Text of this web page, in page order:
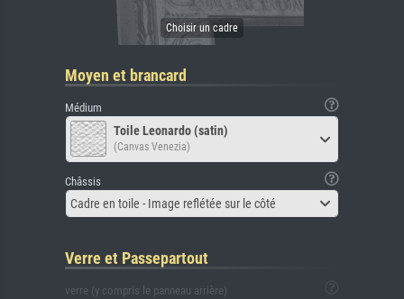
Moyen et brancard
Médium
Toile Leonardo (satin)
(Canvas Venezia)
Châssis
Cadre en toile - Image reflétée sur le côté
Verre et Passepartout
verre (y compris le panneau arrière)